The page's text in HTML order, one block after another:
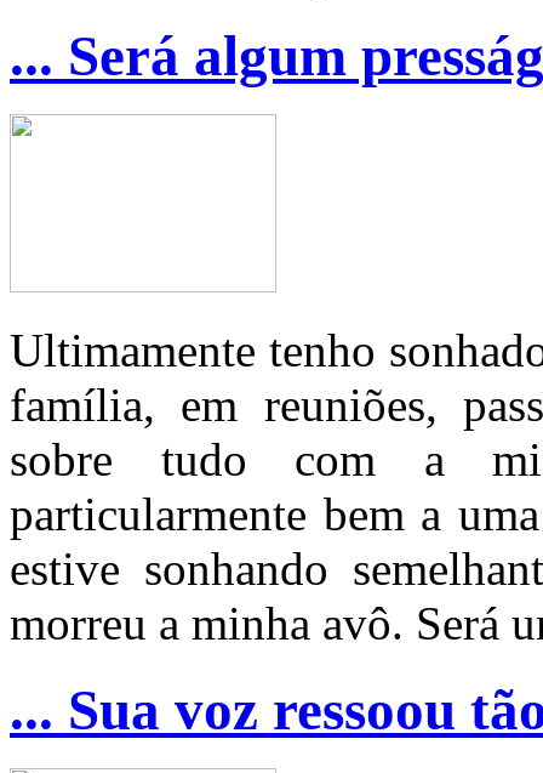
... Será algum
Ultimamente tenho
família, em reuniões,
sobre tudo com a
particularmente bem a
estive sonhando
morreu a minha avô. Será
... Sua voz ressoou